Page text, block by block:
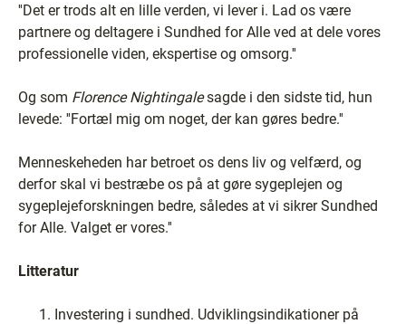
''Det er trods alt en lille verden, vi lever i. Lad os være
partnere og deltagere i Sundhed for Alle ved at dele vores
professionelle viden, ekspertise og omsorg.''
Og som Florence Nightingalesagde i den sidste tid, hun
levede: ''Fortæl mig om noget, der kan gøres bedre.''
Menneskeheden har betroet os dens liv og velfærd, og
derfor skal vi bestræbe os på at gøre sygeplejen og
sygeplejeforskningen bedre, således at vi sikrer Sundhed
for Alle. Valget er vores.''
Litteratur
Investering i sundhed. Udviklingsindikationer på